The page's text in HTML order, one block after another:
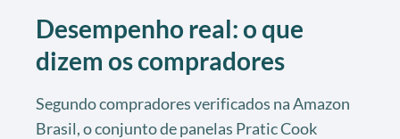
Desempenho real: o que
dizem os compradores
Segundo compradores verificados na Amazon
Brasil, o conjunto de panelas Pratic Cook